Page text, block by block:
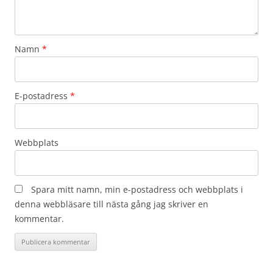
Namn *
E-postadress *
Webbplats
Spara mitt namn, min e-postadress och webbplats i
denna webbläsare till nästa gång jag skriver en
kommentar.